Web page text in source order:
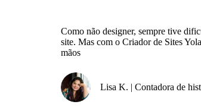
Como não designer, sempre tive
site. Mas com o Criador de Sites
mãos
Lisa K. | Contadora de